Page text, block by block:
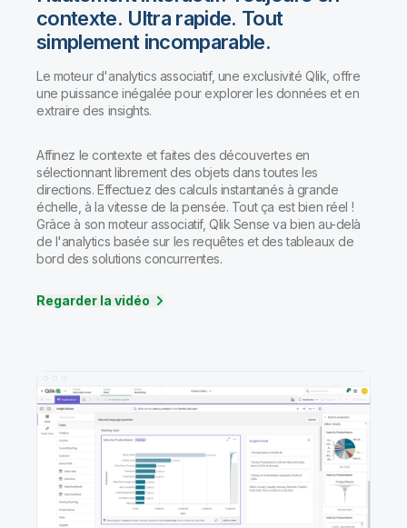
contexte. Ultra rapide. Tout
simplement incomparable.
Le moteur d'analytics associatif, une exclusivité Qlik, offre
une puissance inégalée pour explorer les données et en
extraire des insights.
Affinez le contexte et faites des découvertes en
sélectionnant librement des objets dans toutes les
directions. Effectuez des calculs instantanés à grande
échelle, à la vitesse de la pensée. Tout ça est bien réel !
Grâce à son moteur associatif, Qlik Sense va bien au-delà
de l'analytics basée sur les requêtes et des tableaux de
bord des solutions concurrentes.
Regarder la vidéo